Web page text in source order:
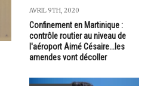
AVRIL 9TH, 2020
Confinement en Martinique :
contrôle routier au niveau de
l'aéroport Aimé Césaire...les
amendes vont décoller